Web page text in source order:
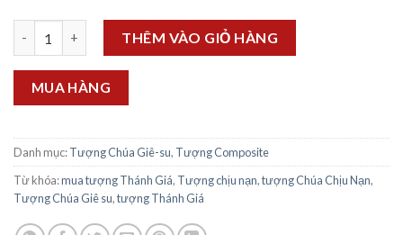
Tượng Chúa Chịu Nạn 15cm số lượng
THÊM VÀO GIỎ HÀNG
MUA HÀNG
Danh mục:Tượng Chúa Giê-su, Tượng Composite
Từ khóa:mua tượng Thánh Giá, Tượng chịu nạn,tượng Chúa Chịu Nạn,
Tượng Chúa Giê su,tượng Thánh Giá